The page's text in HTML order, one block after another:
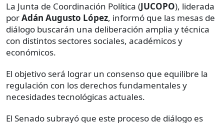
La Junta de Coordinación Política (JUCOPO), liderada
porAdán Augusto López, informó que las mesas de
diálogo buscarán una deliberación amplia y técnica
con distintos sectores sociales, académicos y
económicos.
El objetivo será lograr un consenso que equilibre la
regulación con los derechos fundamentales y
necesidades tecnológicas actuales.
El Senado subrayó que este proceso de diálogo es